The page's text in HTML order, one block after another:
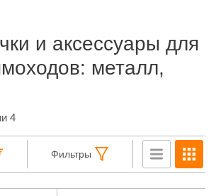
и аксессуары для
металл,
4
Фильтры